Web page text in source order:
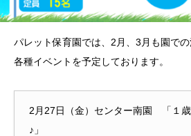
パレット保育園では、2月、3月も園で
各種イベントを予定しております。
2月27日（金）センター南園 「１
♪」